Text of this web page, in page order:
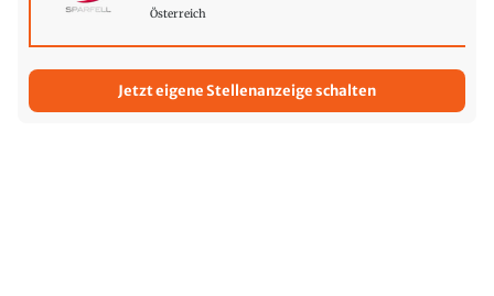
Österreich
Jetzt eigene Stellenanzeige schalten